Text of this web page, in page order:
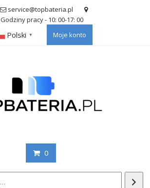
service@topbateria.pl
Godziny pracy - 10: 00-17: 00
Polski ▼ Moje konto
0